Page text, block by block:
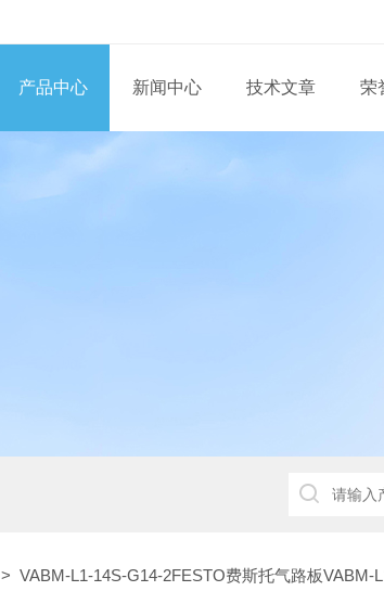
产品中心 新闻中心 技术文章 荣
> VABM-L1-14S-G14-2FESTO费斯托气路板VABM-